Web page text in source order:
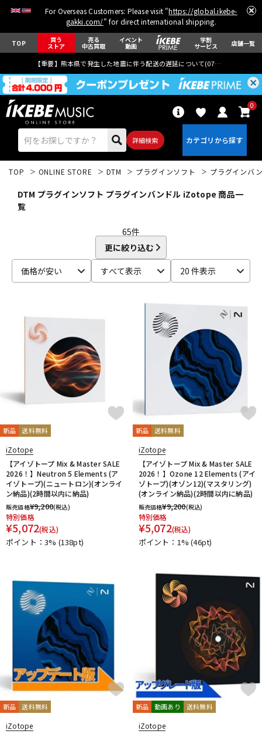
For Overseas Customers: Please visit "https://global.ikebe-
gakki.com/" for direct international shipping.
TOP 買う
ストア
売る
中古買取
イベント
動画
学割
サービス 店舗一覧
【重要】熊本県で発生した地震に伴う配送の遅延について(07月29日
詳細検索
0
ベース ウクレレ
パーカッション
キーボード 電子ピアノ
管楽器 その他楽器
DJ機器 DTM
DTM オンライン納品 レコーディング機器
楽器アクセサリ
中古 ヴィンテージ
TOP ONLINE STORE DTM プラグインソフト プラグインバ
DTM プラグインソフト プラグインバンドル iZotope 商品一
覧
65件
更に絞り込む
価格が安い
すべて表示 20 件表示
新品 送料無料
iZotope
【アイゾトープ Mix & Master SALE
2026！】Neutron 5 Elements (ア
イゾトープ)(ニュートロン)(オンライ
ン納品)(2時間以内に納品)
販売価格¥9,200(税込)
特別価格
¥5,072(税込)
ポイント：3% (138pt)
新品 送料無料
iZotope
【アイゾトープ Mix & Master SALE
2026！】Ozone 12 Elements (アイ
ゾトープ)(オゾン12)(マスタリング)
(オンライン納品)(2時間以内に納品)
販売価格¥9,200(税込)
特別価格
¥5,072(税込)
ポイント：1%(46pt)
新品 送料無料
iZotope
新品 動画あり 送料無料
iZotope